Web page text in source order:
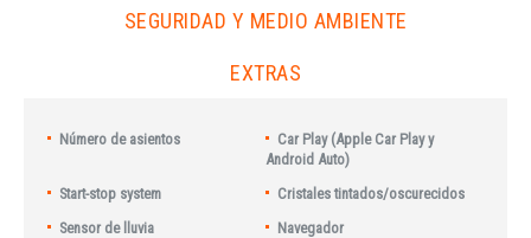
SEGURIDAD Y MEDIO AMBIENTE
EXTRAS
Número de asientos
Car Play (Apple Car Play y
Android Auto)
Start-stop system
Cristales tintados/oscurecidos
Sensor de lluvia
Navegador